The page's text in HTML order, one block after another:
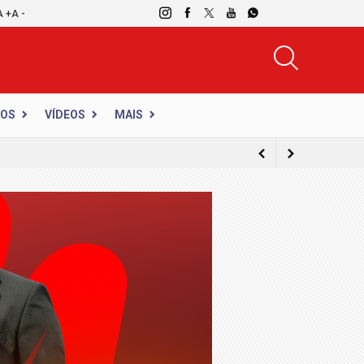
+A -
VÍDEOS MAIS
caricaturas ao vivo